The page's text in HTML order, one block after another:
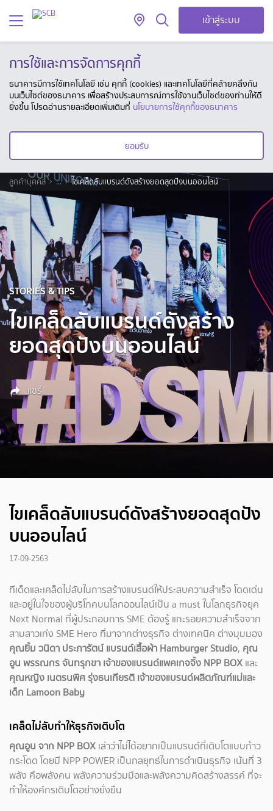
เข้าสู่ระบบ
การใช้และการจัดการคุกกี้
ธนาคารมีการใช้เทคโนโลยี เช่น คุกกี้ (cookies) และเทคโนโลยีที่คล้ายคลึงกัน
บนเว็บไซต์ของธนาคาร เพื่อสร้างประสบการณ์การใช้งานเว็บไซต์ของท่านให้ดี
ยิ่งขึ้น โปรดอ่านรายละเอียดเพิ่มเติมที่ นโยบายการใช้คุกกี้ของธนาคาร
ยอมรับ
ลูกค้าบุคคล ... ไขเคล็ดลับแบรนด์ดังสร้างยอดสุดปังบนออนไลน์
STORIES & TIPS
ไขเคล็ดลับแบรนด์ดังสร้าง
ยอดสุดปังบนออนไลน์
แชร์
ไขเคล็ดลับแบรนด์ดังสร้างยอดสุดปัง
บนออนไลน์
17-09-2563
ทีเด็ดและเคล็ดไม่ลับในการสร้างแบรนด์ให้ประสบความสำเร็จ โดดเด่น
และอยู่ในใจของผู้บริโภคบนโลกออนไลน์เป็น a must ในโลกธุรกิจยุค
Next Normal ที่ผู้ประกอบการ SME ต้องรู้ แกะรอยความสำเร็จจาก
สามสาวเก่ง SME Hero ที่มาจากต่างธุรกิจ ต่างเทคนิค ต่างมุมมอง
คุณยิ้ม วนิดา ประภารัตน์ แบรนด์เสื้อผ้า Hamburger Studio, คุณ
อูน พรรณกร จันทรุกขา เจ้าของแบรนด์แพคเกจจิ้ง NPP BOX และ
คุณหญิง เนตรนพิศ รุ่งธนเกียรติ เจ้าของแบรนด์ผลิตภัณฑ์แม่และ
เด็ก Lamoon Baby
เคล็ดไม่ลับทำให้ธุรกิจเติบโต
คุณอูน จาก NPP BOX เล่าว่าไม่ได้อยากเป็นแบรนด์ที่เติบโตแบบก้าว
กระโดด โดยมี NPP POWER เป็นกลยุทธ์ในการดำเนินธุรกิจ เน้นที่ 3
พลัง คือพลังคน พลังความร่วมมือและพลังความคิดสร้างสรรค์ ที่จะ
ทำให้องค์กรเติบโตอย่างยั่งยืน